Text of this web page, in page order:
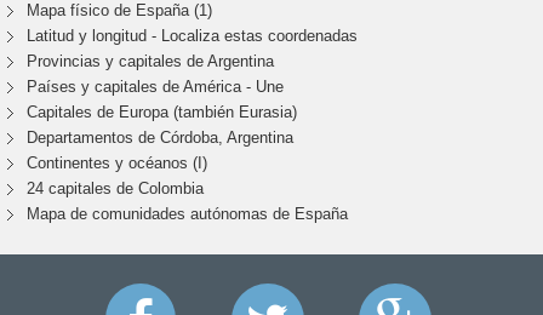
Mapa físico de España (1)
Latitud y longitud - Localiza estas coordenadas
Provincias y capitales de Argentina
Países y capitales de América - Une
Capitales de Europa (también Eurasia)
Departamentos de Córdoba, Argentina
Continentes y océanos (I)
24 capitales de Colombia
Mapa de comunidades autónomas de España